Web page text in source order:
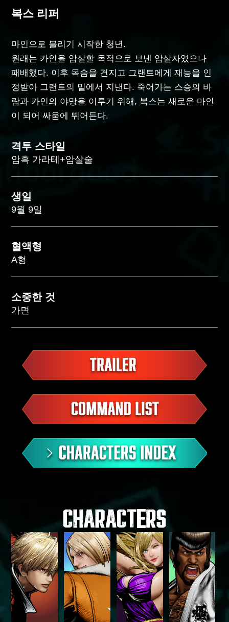
복스 리퍼
마인으로 불리기 시작한 청년.
원래는 카인을 암살할 목적으로 보낸 암살자였으나
패배했다. 이후 목숨을 건지고 그랜트에게 재능을 인
정받아 그랜트의 밑에서 지낸다. 죽어가는 스승의 바
람과 카인의 야망을 이루기 위해, 복스는 새로운 마인
이 되어 싸움에 뛰어든다.
격투 스타일
암흑 가라테+암살술
생일
9월 9일
혈액형
A형
소중한 것
가면